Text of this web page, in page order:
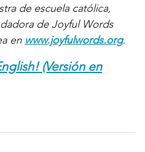
de escuela católica,
de Joyful Words
en www.joyfulwords.org.
(Versión en